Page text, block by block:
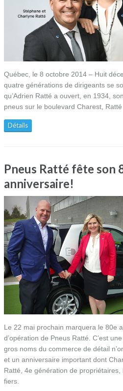
Québec, le 8 octobre 2014 – Huit
quatre générations de dirigeants se
qu’Adrien Ratté a ouvert, en 1934,
pneus sur le boulevard Charest,
Détails
Pneus Ratté fête son
anniversaire!
Le 22 mai prochain marquera le 80e
d’opération de Pneus Ratté. C’est
gros noms du commerce de détail
et un anniversaire important dont
Ratté, 4e génération de propriétaires,
fiers.